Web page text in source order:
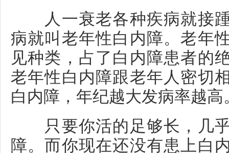
人一衰老各种疾病就接
病就叫老年性白内障。老年
见种类，占了白内障患者的
老年性白内障跟老年人密切
白内障，年纪越大发病率越高
只要你活的足够长，几
障。而你现在还没有患上白